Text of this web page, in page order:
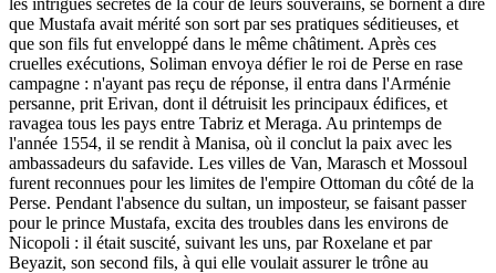
que Mustafa avait mérité son sort par ses pratiques séditieuses, et
que son fils fut enveloppé dans le même châtiment. Après ces
cruelles exécutions, Soliman envoya défier le roi de Perse en rase
campagne : n'ayant pas reçu de réponse, il entra dans l'Arménie
persanne, prit Erivan, dont il détruisit les principaux édifices, et
ravagea tous les pays entre Tabriz et Meraga. Au printemps de
l'année 1554, il se rendit à Manisa, où il conclut la paix avec les
ambassadeurs du safavide. Les villes de Van, Marasch et Mossoul
furent reconnues pour les limites de l'empire Ottoman du côté de la
Perse. Pendant l'absence du sultan, un imposteur, se faisant passer
pour le prince Mustafa, excita des troubles dans les environs de
Nicopoli : il était suscité, suivant les uns, par Roxelane et par
Beyazit, son second fils, à qui elle voulait assurer le trône au